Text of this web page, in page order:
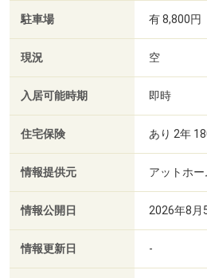
駐車場 有 8,800円
現況 空
入居可能時期 即時
住宅保険 あり 2年
情報提供元 アットホー
情報公開日 2026年8月
情報更新日 -